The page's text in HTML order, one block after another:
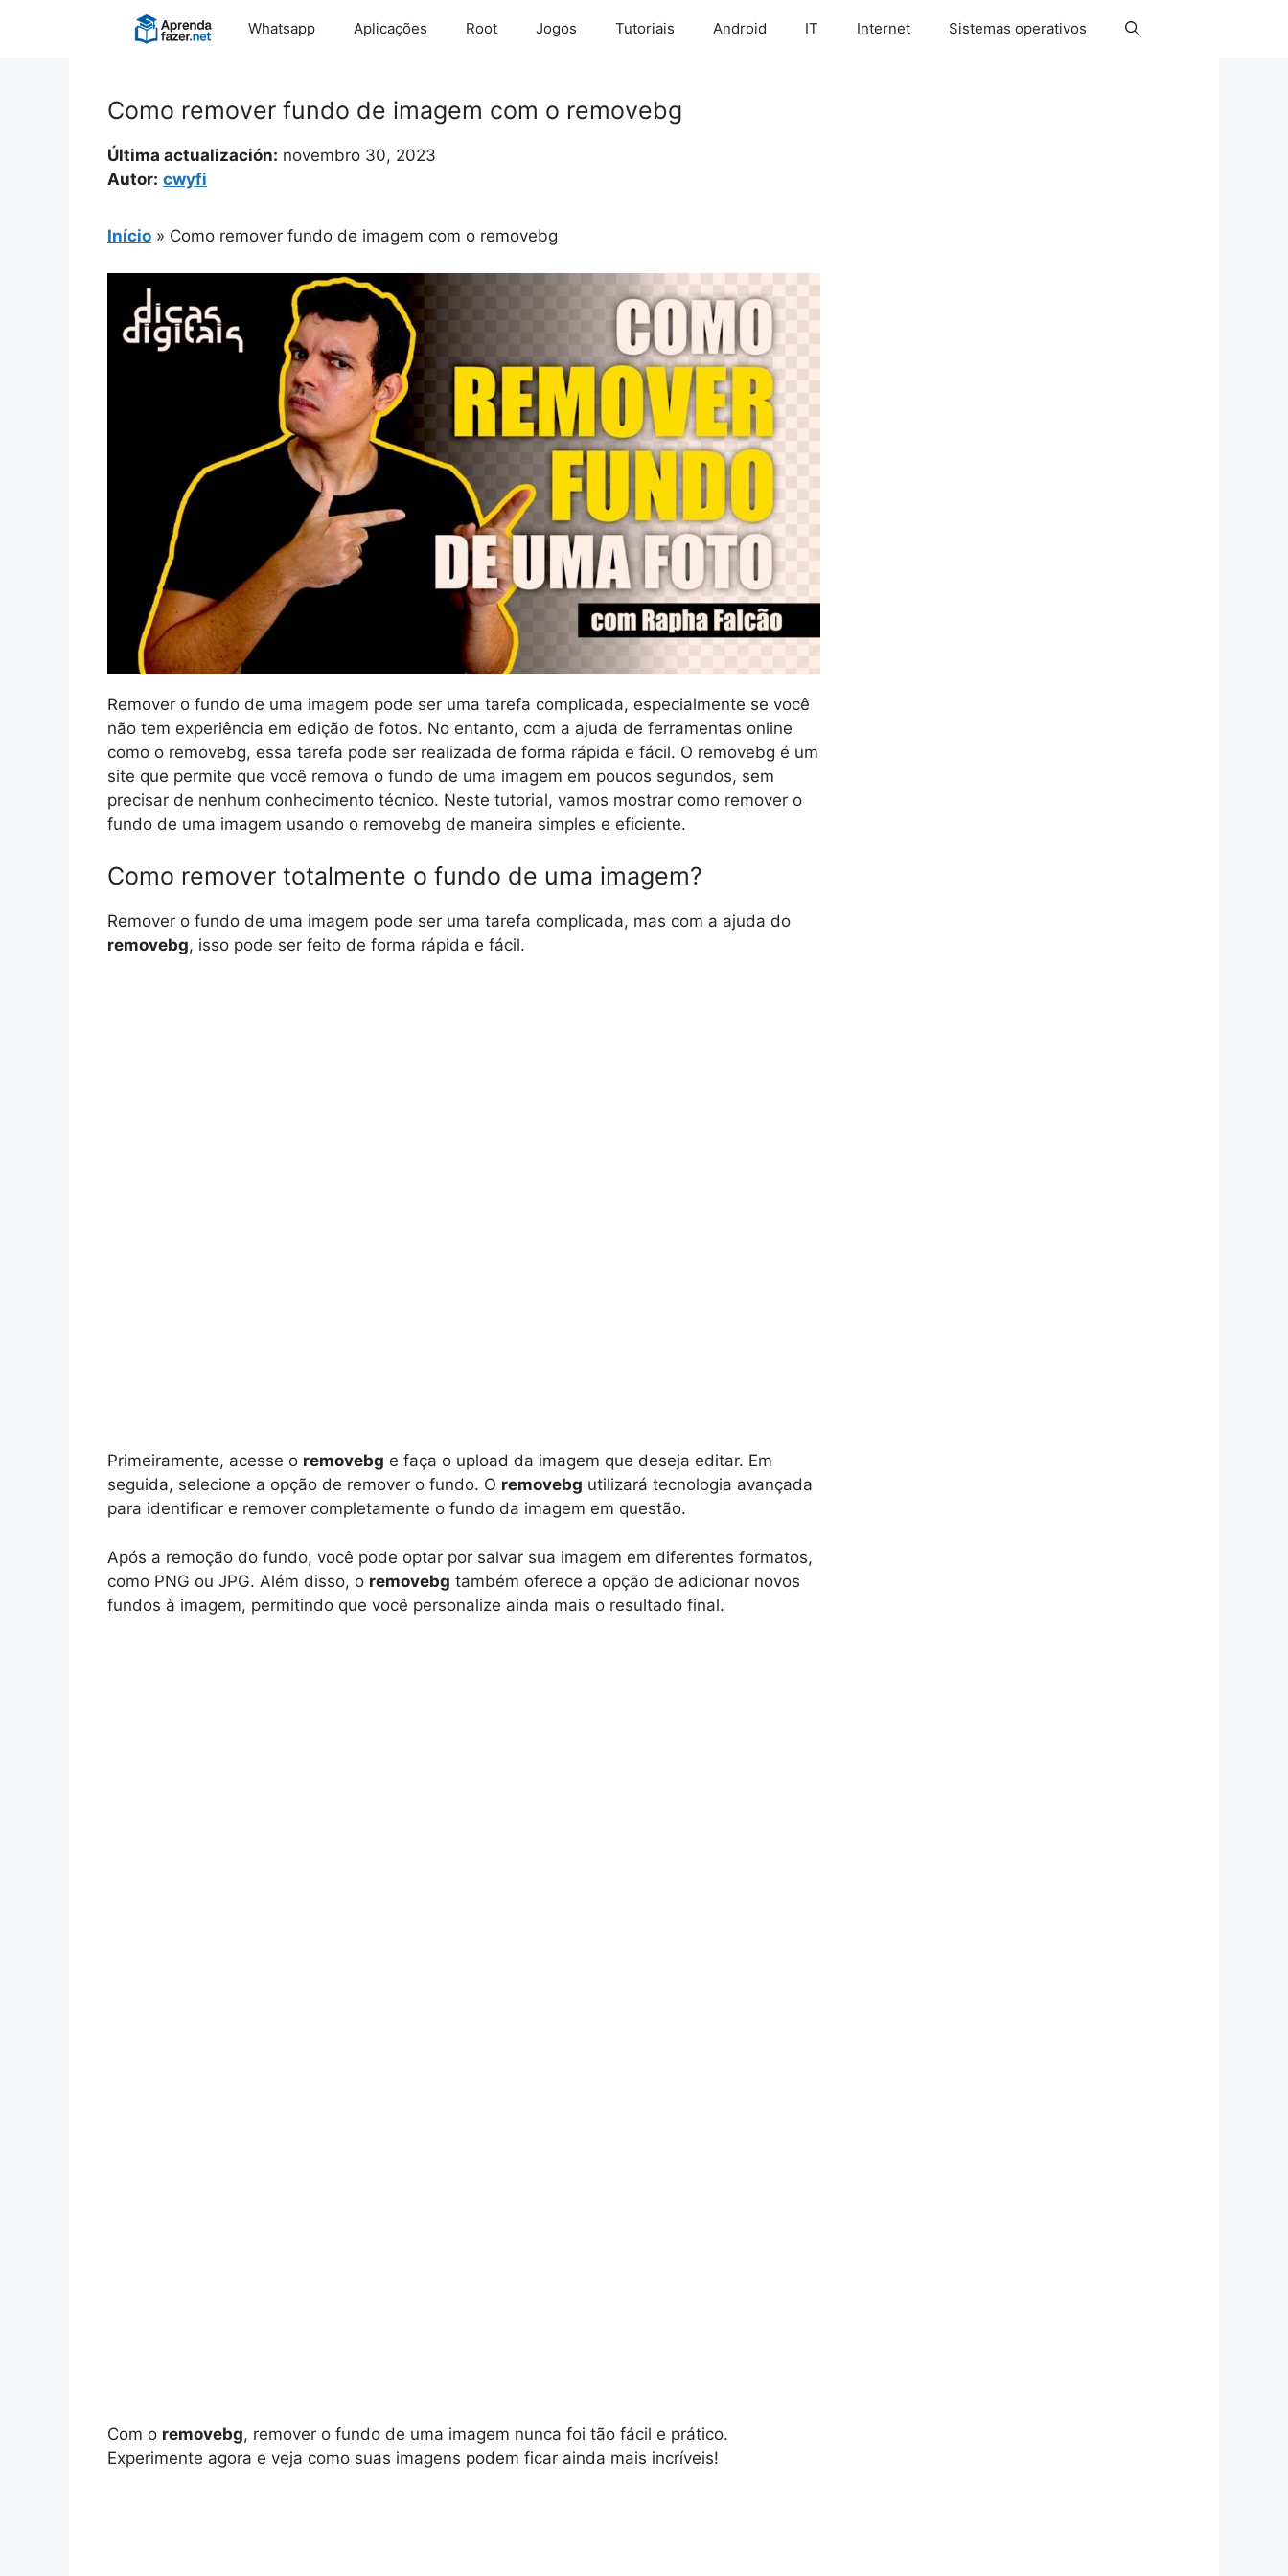
Whatsapp Aplicações Root Jogos Tutoriais Android IT Internet Sistemas operativos
Como remover fundo de imagem com o removebg
Última actualización: novembro 30, 2023
Autor: cwyfi
Início » Como remover fundo de imagem com o removebg
Remover o fundo de uma imagem pode ser uma tarefa complicada, especialmente se você
não tem experiência em edição de fotos. No entanto, com a ajuda de ferramentas online
como o removebg, essa tarefa pode ser realizada de forma rápida e fácil. O removebg é um
site que permite que você remova o fundo de uma imagem em poucos segundos, sem
precisar de nenhum conhecimento técnico. Neste tutorial, vamos mostrar como remover o
fundo de uma imagem usando o removebg de maneira simples e eficiente.
Como remover totalmente o fundo de uma imagem?
Remover o fundo de uma imagem pode ser uma tarefa complicada, mas com a ajuda do
removebg, isso pode ser feito de forma rápida e fácil.
Primeiramente, acesse o removebg e faça o upload da imagem que deseja editar. Em
seguida, selecione a opção de remover o fundo. O removebg utilizará tecnologia avançada
para identificar e remover completamente o fundo da imagem em questão.
Após a remoção do fundo, você pode optar por salvar sua imagem em diferentes formatos,
como PNG ou JPG. Além disso, o removebg também oferece a opção de adicionar novos
fundos à imagem, permitindo que você personalize ainda mais o resultado final.
Com o removebg, remover o fundo de uma imagem nunca foi tão fácil e prático.
Experimente agora e veja como suas imagens podem ficar ainda mais incríveis!